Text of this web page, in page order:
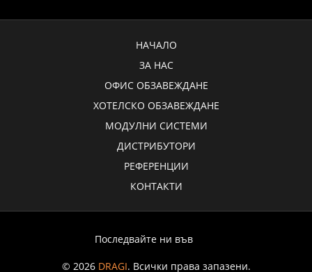
НАЧАЛО
ЗА НАС
ОФИС ОБЗАВЕЖДАНЕ
ХОТЕЛСКО ОБЗАВЕЖДАНЕ
МОДУЛНИ СИСТЕМИ
ДИСТРИБУТОРИ
РЕФЕРЕНЦИИ
КОНТАКТИ
Последвайте ни във
© 2026 DRAGI. Всички права запазени.